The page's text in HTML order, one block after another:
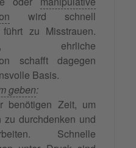
wird schnell
zu Misstrauen.
ehrliche
schafft dagegen
Basis.
geben:
benötigen Zeit, um
zu durchdenken und
Schnelle